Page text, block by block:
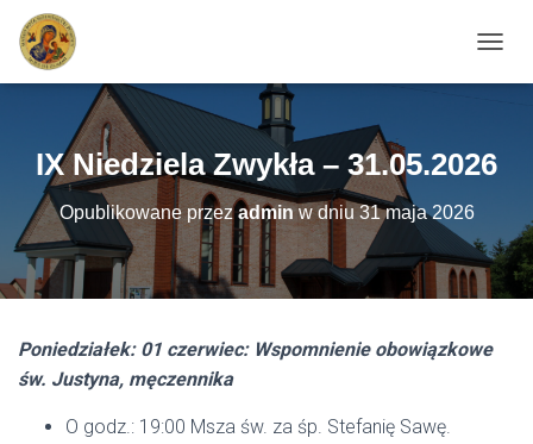
IX Niedziela Zwykła – 31.05.2026
Opublikowane przezadminw dniu 31 maja 2026
Poniedziałek: 01 czerwiec: Wspomnienie obowiązkowe
św. Justyna, męczennika
O godz.: 19:00 Msza św. za śp. Stefanię Sawę.